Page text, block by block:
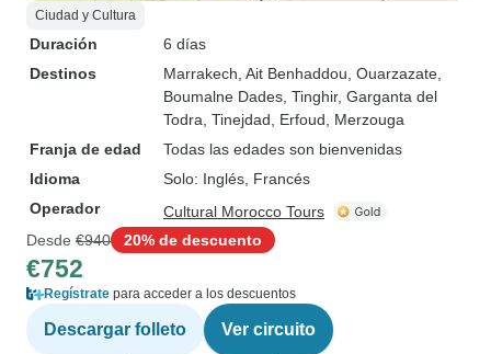
Ciudad y Cultura
Duración
6 días
Destinos
Marrakech , Ait Benhaddou , Ouarzazate
Boumalne Dades , Tinghir, Garganta del
Todra , Tinejdad , Erfoud , Merzouga
Franja de edad
Todas las edades son bienvenidas
Idioma
Solo: Inglés, Francés
Operador
Cultural Morocco Tours
Desde €940 20% de descuento
€752
Regístrate para acceder a los descuentos
Descargar folleto Ver circuito